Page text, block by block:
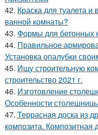
42. Краска для туалета и
ванной комнаты?
43. Формы для бетонных
44. Правильное
Установка опалубки
45. Ищу строительную
строительство 2021 г.
46. Изготовление
Особенности
47. Террасная доска из
композита.